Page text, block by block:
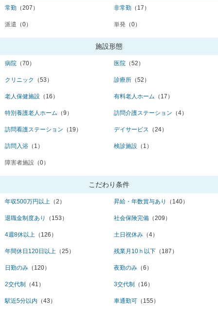
常勤 （207） 非常勤 （17）
派遣 （0） 単発 （0）
施設形態
病院 （70） 医院 （52）
クリニック （53） 診療所 （52）
老人保健施設 （16） 有料老人ホーム （17）
特別養護老人ホーム （9） 訪問介護ステーション （4）
訪問看護ステーション （19） デイサービス （24）
訪問入浴 （1） 検診施設 （1）
障害者施設 （0）
こだわり条件
年収500万円以上 （2） 昇給・年数賞与あり （140）
退職金制度あり （153） 社会保険完備 （209）
4週8休以上 （126） 土日祝休み （4）
年間休日120日以上 （25） 残業月10ｈ以下 （187）
日勤のみ （120） 夜勤のみ （6）
2交代制 （41） 3交代制 （16）
駅近5分以内 （43） 車通勤可 （155）